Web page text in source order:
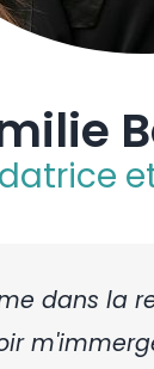
dans la